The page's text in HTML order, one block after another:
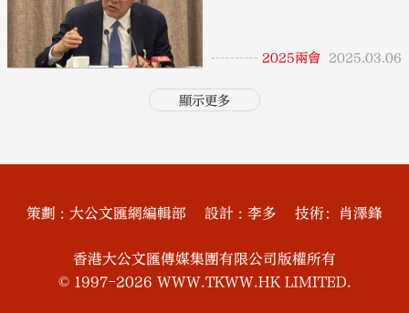
2025兩會 2025.03.06
顯示更多
策劃 : 大公文匯網編輯部 設計 : 李多 技術：肖澤鋒
香港大公文匯傳媒集團有限公司版權所有
© 1997-2026 WWW.TKWW.HK LIMITED.